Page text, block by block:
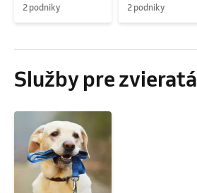
2 podniky 2 podniky
Služby pre zvieratá